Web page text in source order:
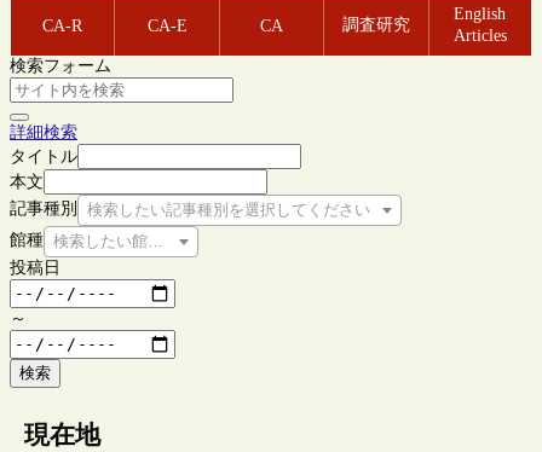
CA-R CA-E CA 調査研究
English
Articles
検索フォーム
詳細検索
タイトル
本文
記事種別
検索したい記事種別を選択してください
館種 検索したい館種を選択してください
投稿日
～
検索
現在地